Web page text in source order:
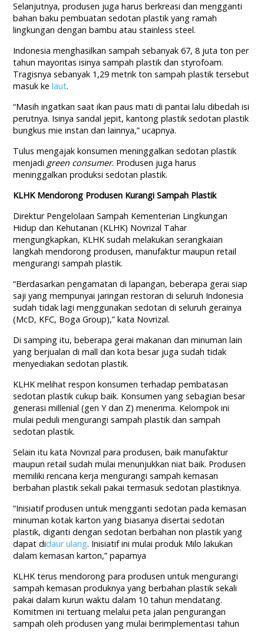
Selanjutnya, produsen juga harus berkreasi dan mengganti
bahan baku pembuatan sedotan plastik yang ramah
lingkungan dengan bambu atau stainless steel.
Indonesia menghasilkan sampah sebanyak 67, 8 juta ton per
tahun mayoritas isinya sampah plastik dan styrofoam.
Tragisnya sebanyak 1,29 metrik ton sampah plastik tersebut
masuk kelaut.
“Masih ingatkan saat ikan paus mati di pantai lalu dibedah isi
perutnya. Isinya sandal jepit, kantong plastik sedotan plastik
bungkus mie instan dan lainnya,” ucapnya.
Tulus mengajak konsumen meninggalkan sedotan plastik
menjadi green consumer. Produsen juga harus
meninggalkan produksi sedotan plastik.
KLHK Mendorong Produsen Kurangi Sampah Plastik
Direktur Pengelolaan Sampah Kementerian Lingkungan
Hidup dan Kehutanan (KLHK) Novrizal Tahar
mengungkapkan, KLHK sudah melakukan serangkaian
langkah mendorong produsen, manufaktur maupun retail
mengurangi sampah plastik.
“Berdasarkan pengamatan di lapangan, beberapa gerai siap
saji yang mempunyai jaringan restoran di seluruh Indonesia
sudah tidak lagi menggunakan sedotan di seluruh gerainya
(McD, KFC, Boga Group),” kata Novrizal.
Di samping itu, beberapa gerai makanan dan minuman lain
yang berjualan di mall dan kota besar juga sudah tidak
menyediakan sedotan plastik.
KLHK melihat respon konsumen terhadap pembatasan
sedotan plastik cukup baik. Konsumen yang sebagian besar
generasi millenial (gen Y dan Z) menerima. Kelompok ini
mulai peduli mengurangi sampah plastik dan sampah
sedotan plastik.
Selain itu kata Novrizal para produsen, baik manufaktur
maupun retail sudah mulai menunjukkan niat baik. Produsen
memiliki rencana kerja mengurangi sampah kemasan
berbahan plastik sekali pakai termasuk sedotan plastiknya.
“Inisiatif produsen untuk mengganti sedotan pada kemasan
minuman kotak karton yang biasanya disertai sedotan
plastik, diganti dengan sedotan berbahan non plastik yang
dapat didaur ulang. Inisiatif ini mulai produk Milo lakukan
dalam kemasan karton,” paparnya
KLHK terus mendorong para produsen untuk mengurangi
sampah kemasan produknya yang berbahan plastik sekali
pakai dalam kurun waktu dalam 10 tahun mendatang.
Komitmen ini tertuang melalui peta jalan pengurangan
sampah oleh produsen yang mulai berimplementasi tahun